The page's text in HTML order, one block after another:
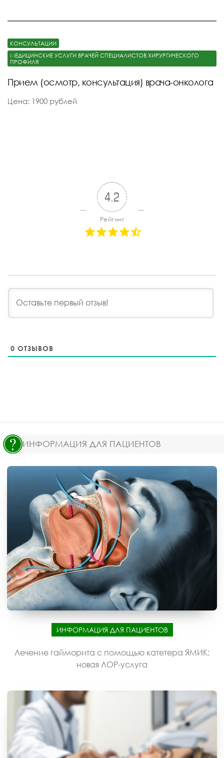
КОНСУЛЬТАЦИИ
МЕДИЦИНСКИЕ УСЛУГИ ВРАЧЕЙ СПЕЦИАЛИСТОВ ХИРУРГИЧЕСКОГО
ПРОФИЛЯ
Прием (осмотр, консультация) врача-онколога
Цена: 1900 рублей
4.2
Рейтинг
0 ОТЗЫВОВ
ИНФОРМАЦИЯ ДЛЯ ПАЦИЕНТОВ
ИНФОРМАЦИЯ ДЛЯ ПАЦИЕНТОВ
Лечение гайморита с помощью катетера ЯМИК:
новая ЛОР-услуга